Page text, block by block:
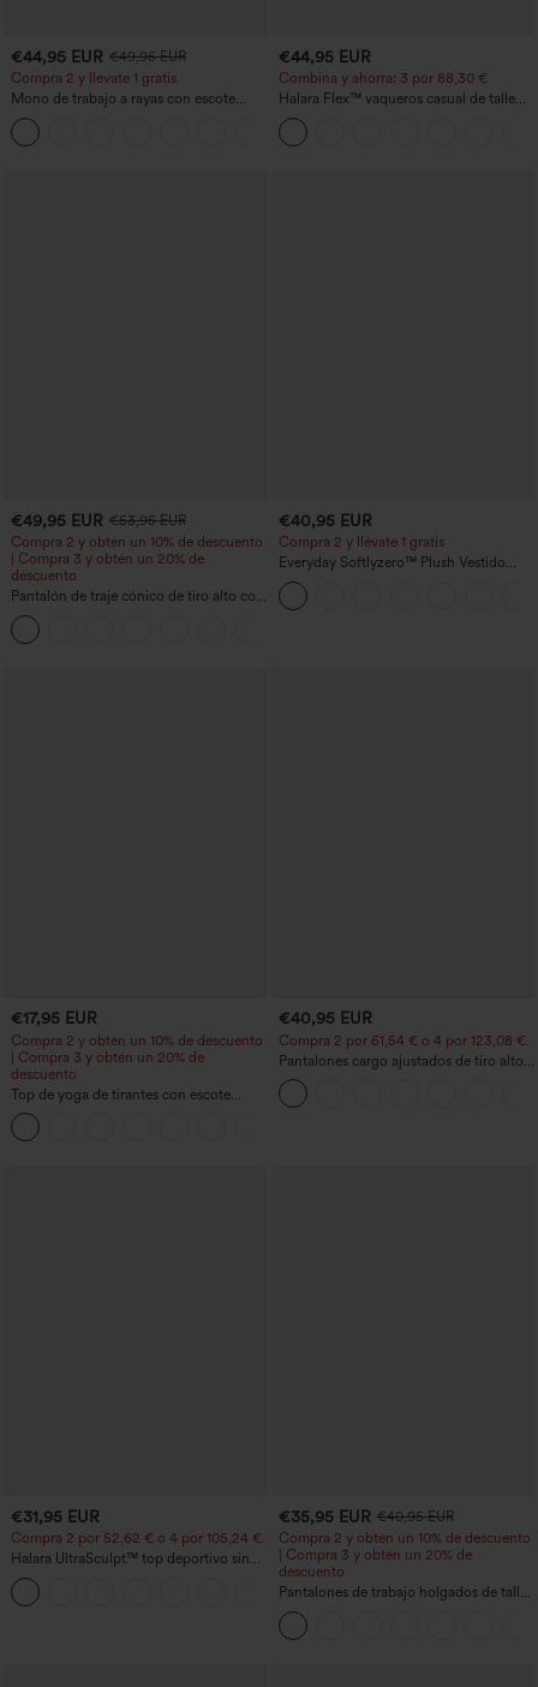
€44,95 EUR €49,95 EUR
Compra 2 y llévate 1 gratis
Mono de trabajo a rayas con escote
barco, sin mangas, lazo lateral, tacto
Cool Touch y bolsillos - Edición Easy
Peezy
€44,95 EUR
Combina y ahorra: 3 por 88,30 €
Halara Flex™ vaqueros casual de talle
alto con bolsillos, estilo baggy de pierna
ancha, efecto lavado
€49,95 EUR €53,95 EUR
Compra 2 y obtén un 10% de descuento
| Compra 3 y obtén un 20% de
descuento
Pantalón de traje cónico de tiro alto con
bolsillos
€40,95 EUR
Compra 2 y llévate 1 gratis
Everyday Softlyzero™ Plush Vestido
deportivo sin espalda 2 en 1
acampanado -Wannabe -Easy Peezy
€17,95 EUR
Compra 2 y obtén un 10% de descuento
| Compra 3 y obtén un 20% de
descuento
Top de yoga de tirantes con escote
redondo, fruncido y tacto fresco -
UPF50+
€40,95 EUR
Compra 2 por 61,54 € o 4 por 123,08 €.
Pantalones cargo ajustados de tiro alto
con múltiples bolsillos y cremallera con
botones
€31,95 EUR
Compra 2 por 52,62 € o 4 por 105,24 €.
Halara UltraSculpt™ top deportivo sin
mangas con escote redondo y bajo
curvo
+11
€35,95 EUR €40,95 EUR
Compra 2 y obtén un 10% de descuento
| Compra 3 y obtén un 20% de
descuento
Pantalones de trabajo holgados de talle
medio con bolsillos y pernera estilo
barril